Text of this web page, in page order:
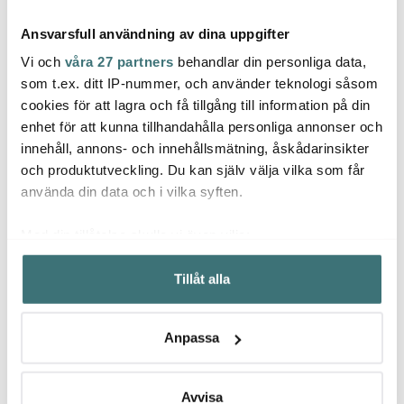
Ansvarsfull användning av dina uppgifter
Vi och våra 27 partners behandlar din personliga data,
som t.ex. ditt IP-nummer, och använder teknologi såsom
cookies för att lagra och få tillgång till information på din
enhet för att kunna tillhandahålla personliga annonser och
innehåll, annons- och innehållsmätning, åskådarinsikter
och produktutveckling. Du kan själv välja vilka som får
använda din data och i vilka syften.
Samla in information om din geografiska plats som
kan ha en noggrannhet på upp till flera meter
Identifiera din enhet genom att aktivt skanna den för
Ta reda på mer om hur dina personliga uppgifter
Du kan ändra eller dra tillbaka ditt samtycke när som
Tillåt alla
Anpassa
Avvisa
Kay Bojesen
Denmark
Kay Bojesen Apa liten
20 cm Teak/Limba
1349 kr
Kay Bojesen
Denmark
Kay Bojesen Apa liten
20 cm Ek/Lönn
1349 kr
Kay
Låt dig inspireras av våra kunder